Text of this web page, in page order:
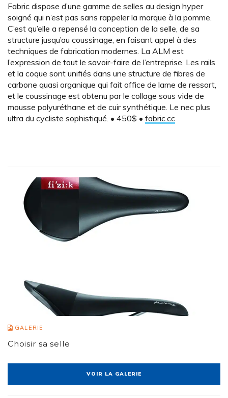
Fabric dispose d’une gamme de selles au design hyper
soigné qui n’est pas sans rappeler la marque à la pomme.
C’est qu’elle a repensé la conception de la selle, de sa
structure jusqu’au coussinage, en faisant appel à des
techniques de fabrication modernes. La ALM est
l’expression de tout le savoir-faire de l’entreprise. Les rails
et la coque sont unifiés dans une structure de fibres de
carbone quasi organique qui fait office de lame de ressort,
et le coussinage est obtenu par le collage sous vide de
mousse polyuréthane et de cuir synthétique. Le nec plus
ultra du cycliste sophistiqué. • 450$ • fabric.cc
GALERIE
Choisir sa selle
VOIR LA GALERIE